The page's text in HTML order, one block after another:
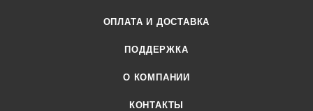
ОПЛАТА И ДОСТАВКА
ПОДДЕРЖКА
О КОМПАНИИ
КОНТАКТЫ